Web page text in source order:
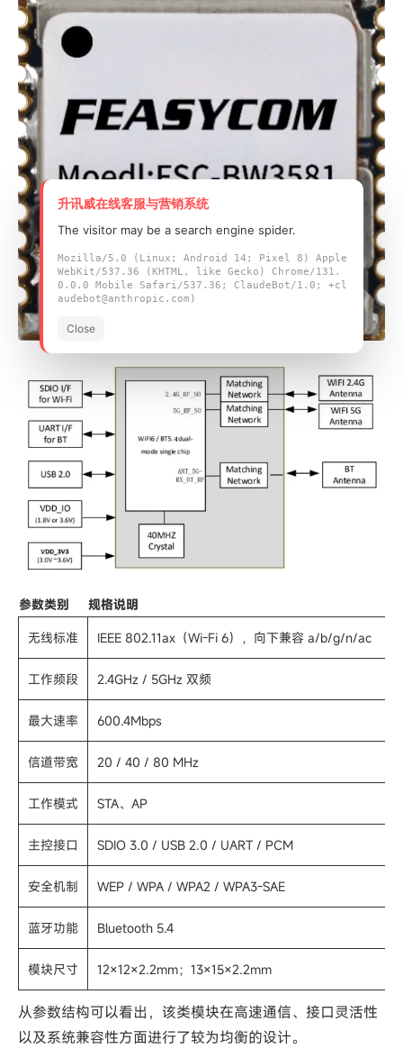
参数类别
规格说明
无线标准
IEEE 802.11ax（Wi-Fi 6），向下兼容 a/b/g/n/ac
工作频段 2.4GHz / 5GHz 双频
最大速率 600.4Mbps
信道带宽 20 / 40 / 80 MHz
工作模式 STA、AP
主控接口 SDIO 3.0 / USB 2.0 / UART / PCM
安全机制 WEP / WPA / WPA2 / WPA3-SAE
蓝牙功能 Bluetooth 5.4
模块尺寸 12×12×2.2mm；13×15×2.2mm
从参数结构可以看出，该类模块在高速通信、接口灵活性
以及系统兼容性方面进行了较为均衡的设计。
升讯威在线客服与营销系统
The visitor may be a search engine spider.
Mozilla/5.0 (Linux; Android 14; Pixel 8) Apple
WebKit/537.36 (KHTML, like Gecko) Chrome/131.
0.0.0 Mobile Safari/537.36; ClaudeBot/1.0; +cl
audebot@anthropic.com)
Close